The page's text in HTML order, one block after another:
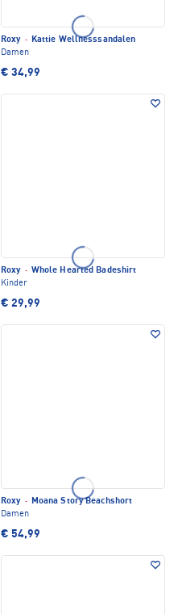
Roxy · Kattie Wellnesssandalen
Damen
€ 34,99
Roxy · Whole Hearted Badeshirt
Kinder
€ 29,99
Roxy · Moana Story Beachshort
Damen
€ 54,99